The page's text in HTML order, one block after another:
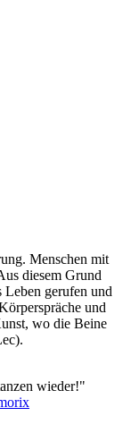
Menschen mit
diesem Grund
gerufen und
und
wo die Beine
wieder!"